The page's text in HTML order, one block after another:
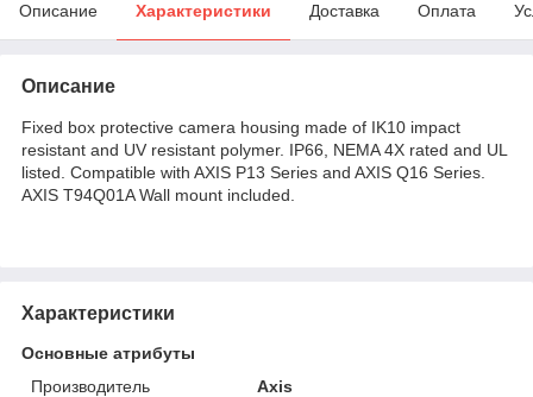
Описание Характеристики Доставка Оплата
Описание
Fixed box protective camera housing made of IK10 impact
resistant and UV resistant polymer. IP66, NEMA 4X rated and UL
listed. Compatible with AXIS P13 Series and AXIS Q16 Series.
AXIS T94Q01A Wall mount included.
Характеристики
Основные атрибуты
Производитель
Axis